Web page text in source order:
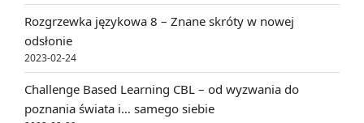
Rozgrzewka językowa 8 – Znane skróty w nowej
odsłonie
2023-02-24
Challenge Based Learning CBL – od wyzwania do
poznania świata i… samego siebie